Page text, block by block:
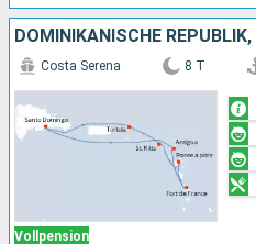
Vollpension
Costa Serena 8 T